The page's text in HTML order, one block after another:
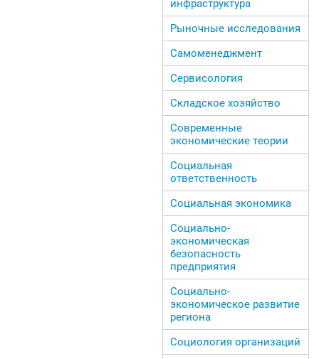
инфраструктура
Рыночные исследования
Самоменеджмент
Сервисология
Складское хозяйство
Современные
экономические теории
Социальная
ответственность
Социальная экономика
Социально-
экономическая
безопасность
предприятия
Социально-
экономическое развитие
региона
Социология организаций